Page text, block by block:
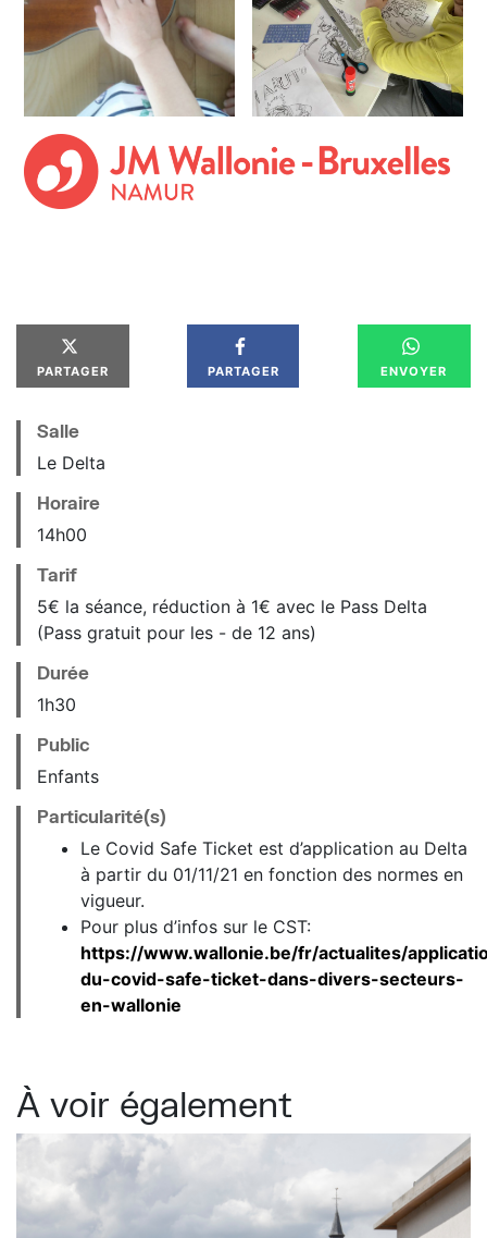
PARTAGER PARTAGER ENVOYER
Salle
Le Delta
Horaire
14h00
Tarif
5€ la séance, réduction à 1€ avec le Pass Delta
(Pass gratuit pour les - de 12 ans)
Durée
1h30
Public
Enfants
Particularité(s)
Le Covid Safe Ticket est d’application au Delta
à partir du 01/11/21 en fonction des normes en
vigueur.
Pour plus d’infos sur le CST:
https://www.wallonie.be/fr/actualites/
du-covid-safe-ticket-dans-divers-secteurs-
en-wallonie
À voir également